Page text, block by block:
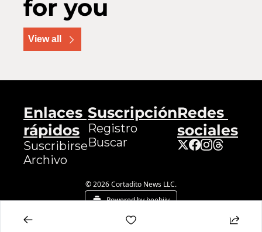
for you
View all
Enlaces
rápidos
Suscribirse
Archivo
Suscripción
Registro
Buscar
Redes
sociales
© 2026 Cortadito News LLC.
Powered by beehiiv